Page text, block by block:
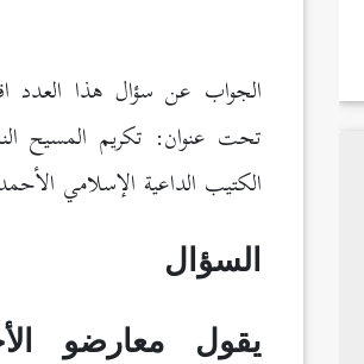
تحت عنوان: تكريم المسيح
الكتيب الداعية الإسلامي
السؤال
يقول معارضو